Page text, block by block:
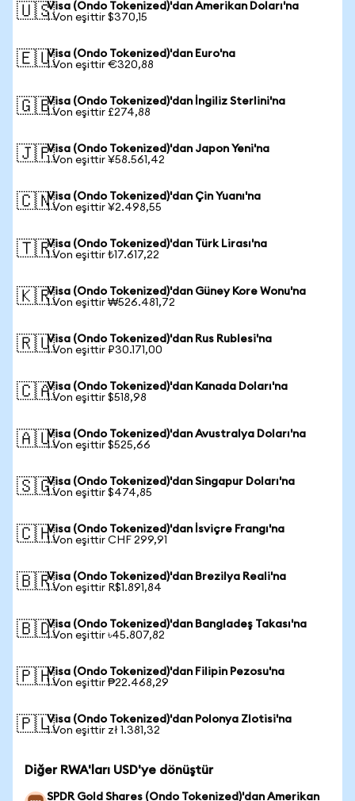
🇺🇸Visa (Ondo Tokenized)'dan Amerikan Doları'na
1 Von eşittir $370,15
🇪🇺Visa (Ondo Tokenized)'dan Euro'na
1 Von eşittir €320,88
🇬🇧Visa (Ondo Tokenized)'dan İngiliz Sterlini'na
1 Von eşittir £274,88
🇯🇵Visa (Ondo Tokenized)'dan Japon Yeni'na
1 Von eşittir ¥58.561,42
🇨🇳Visa (Ondo Tokenized)'dan Çin Yuanı'na
1 Von eşittir ¥2.498,55
🇹🇷Visa (Ondo Tokenized)'dan Türk Lirası'na
1 Von eşittir ₺17.617,22
🇰🇷Visa (Ondo Tokenized)'dan Güney Kore Wonu'na
1 Von eşittir ₩526.481,72
🇷🇺Visa (Ondo Tokenized)'dan Rus Rublesi'na
1 Von eşittir ₽30.171,00
🇨🇦Visa (Ondo Tokenized)'dan Kanada Doları'na
1 Von eşittir $518,98
🇦🇺Visa (Ondo Tokenized)'dan Avustralya Doları'na
1 Von eşittir $525,66
🇸🇬Visa (Ondo Tokenized)'dan Singapur Doları'na
1 Von eşittir $474,85
🇨🇭Visa (Ondo Tokenized)'dan İsviçre Frangı'na
1 Von eşittir CHF 299,91
🇧🇷Visa (Ondo Tokenized)'dan Brezilya Reali'na
1 Von eşittir R$1.891,84
🇧🇩Visa (Ondo Tokenized)'dan Bangladeş Takası'na
1 Von eşittir ৳45.807,82
🇵🇭Visa (Ondo Tokenized)'dan Filipin Pezosu'na
1 Von eşittir ₱22.468,29
🇵🇱Visa (Ondo Tokenized)'dan Polonya Zlotisi'na
1 Von eşittir zł 1.381,32
Diğer RWA'ları USD'ye dönüştür
SPDR Gold Shares (Ondo Tokenized)'dan Amerikan